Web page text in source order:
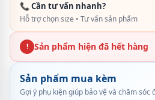
📞 Cần tư vấn nhanh?
Hỗ trợ chọn size • Tư vấn sản phẩm
! Sản phẩm hiện đã hết hàng
Sản phẩm mua kèm
Gợi ý phụ kiện giúp bảo vệ và chăm sóc